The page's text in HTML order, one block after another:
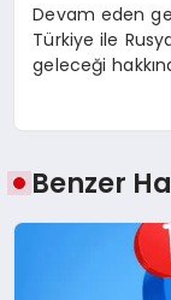
Devam eden
Türkiye ile
geleceği
Benzer